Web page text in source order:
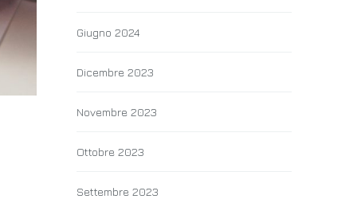
Giugno 2024
Dicembre 2023
Novembre 2023
Ottobre 2023
Settembre 2023